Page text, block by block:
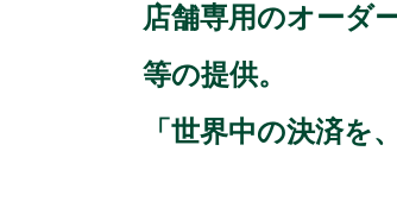
店舗専用のオーダ
等の提供。
「世界中の決済を